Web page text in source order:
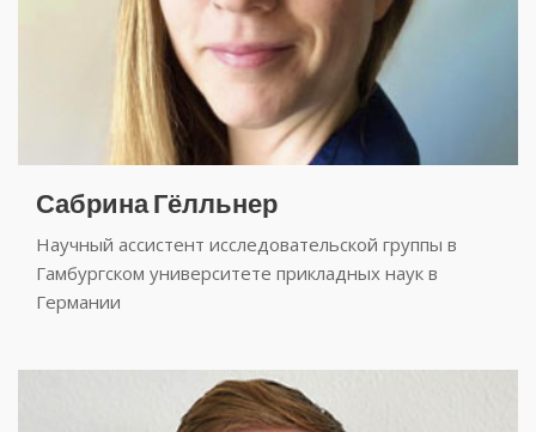
Сабрина Гёлльнер
Научный ассистент исследовательской группы в
Гамбургском университете прикладных наук в
Германии